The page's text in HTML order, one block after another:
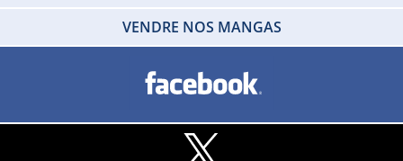
VENDRE NOS MANGAS